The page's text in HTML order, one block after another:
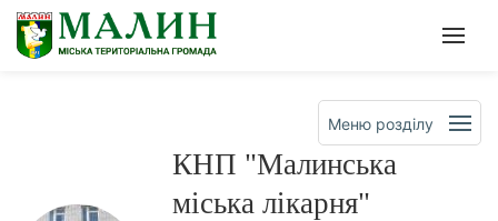
Офіційна сторінка
Меню розділу
КНП "Малинська
міська лікарня"